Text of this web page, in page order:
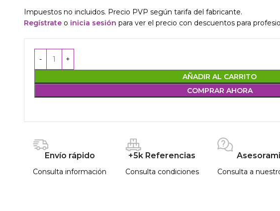
Impuestos no incluidos. Precio PVP según tarifa del fabricante.
Regístrateo inicia sesión para ver el precio con descuentos para
AÑADIR AL CARRITO
COMPRAR AHORA
Envío rápido
Consulta información
+5k Referencias
Consulta condiciones Consulta a